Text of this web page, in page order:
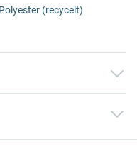
(recycelt)